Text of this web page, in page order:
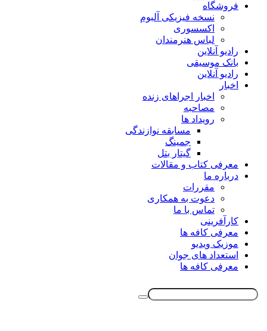
فروشگاه
نسخه فیزیکی آلبوم
اکسسوری
لباس هنرمندان
رادیو آنلاین
بانک موسیقی
رادیو آنلاین
اخبار
اخبار اجراهای زنده
مصاحبه
رویداد ها
مسابقه نوازندگی
جمینگ
گیتار بتل
معرفی کتاب و مقالات
درباره ما
مقررات
دعوت به همکاری
تماس با ما
کارآفرینی
معرفی کافه ها
موزیک ویدیو
استعداد های جوان
معرفی کافه ها